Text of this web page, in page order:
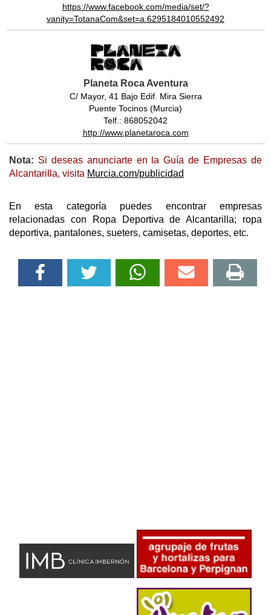
https://www.facebook.com/media/set/?
vanity=TotanaCom&set=a.6295184010552492
Planeta Roca Aventura
C/ Mayor, 41 Bajo Edif. Mira Sierra
Puente Tocinos (Murcia)
Telf.: 868052042
http://www.planetaroca.com
Nota: Si deseas anunciarte en la Guía de Empresas de
Alcantarilla, visita Murcia.com/publicidad
En esta categoría puedes encontrar empresas
relacionadas con Ropa Deportiva de Alcantarilla; ropa
deportiva, pantalones, sueters, camisetas, deportes, etc.